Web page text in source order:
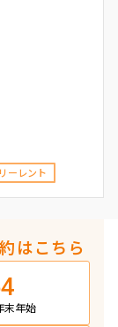
ーレント
はこちら
末年始